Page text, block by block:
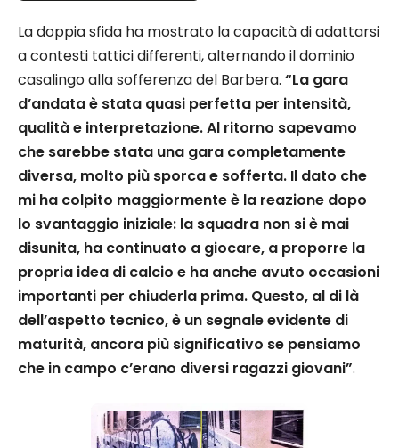
La doppia sfida ha mostrato la capacità di adattarsi
a contesti tattici differenti, alternando il dominio
casalingo alla sofferenza del Barbera. “La gara
d’andata è stata quasi perfetta per intensità,
qualità e interpretazione. Al ritorno sapevamo
che sarebbe stata una gara completamente
diversa, molto più sporca e sofferta. Il dato che
mi ha colpito maggiormente è la reazione dopo
lo svantaggio iniziale: la squadra non si è mai
disunita, ha continuato a giocare, a proporre la
propria idea di calcio e ha anche avuto occasioni
importanti per chiuderla prima. Questo, al di là
dell’aspetto tecnico, è un segnale evidente di
maturità, ancora più significativo se pensiamo
che in campo c’erano diversi ragazzi giovani”.